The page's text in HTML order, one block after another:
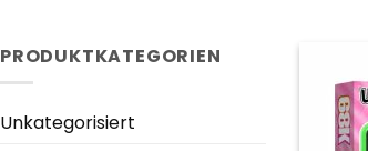
PRODUKTKATEGORIEN
Unkategorisiert